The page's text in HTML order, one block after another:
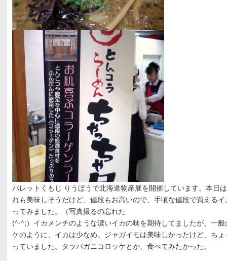
パレットくもじ りうぼうで北海道物産展を開催しています。本日
れも美味しそうだけど、値段もお高いので、手頃な値段で買える
ってみました。（写真撮るの忘れた
(^-^;）イカメンチのような濃いイカの味を期待してましたが、一
ケのように、イカは少なめ。ジャガイモは美味しかったけど、ち
っていました。タラバガニコロッケとか、食べてみたかった。